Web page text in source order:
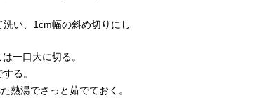
い、1cm幅の斜め切りにし
一口大に切る。
る。
熱湯でさっと茹でておく。